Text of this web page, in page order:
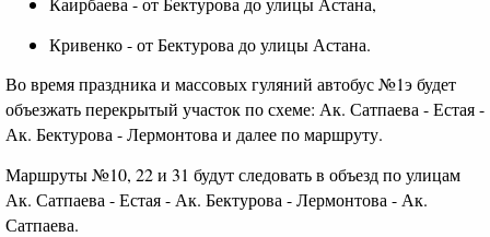
Кривенко - от Бектурова до улицы Астана.
Во время праздника и массовых гуляний автобус №1э будет
объезжать перекрытый участок по схеме: Ак. Сатпаева - Естая -
Ак. Бектурова - Лермонтова и далее по маршруту.
Маршруты №10, 22 и 31 будут следовать в объезд по улицам
Ак. Сатпаева - Естая - Ак. Бектурова - Лермонтова - Ак.
Сатпаева.